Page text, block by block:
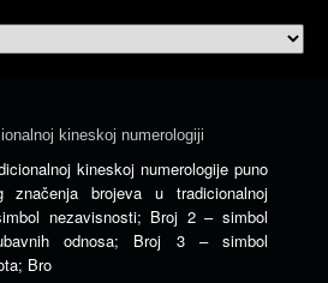
kineskoj numerologiji
kineskoj numerologije puno
brojeva u tradicionalnoj
nezavisnosti; Broj 2 – simbol
odnosa; Broj 3 – simbol
Bro